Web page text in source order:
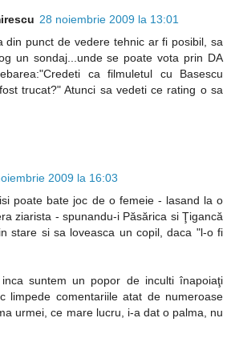
28 noiembrie 2009 la 13:01
din punct de vedere tehnic ar fi posibil, sa
un sondaj...unde se poate vota prin DA
ca filmuletul cu Basescu
trucat?" Atunci sa vedeti ce rating o sa
2009 la 16:03
poate bate joc de o femeie - lasand la o
ziarista - spunandu-i Păsărica si Ţigancă
stare si sa loveasca un copil, daca "l-o fi
suntem un popor de inculti înapoiaţi
limpede comentariile atat de numeroase
urmei, ce mare lucru, i-a dat o palma, nu